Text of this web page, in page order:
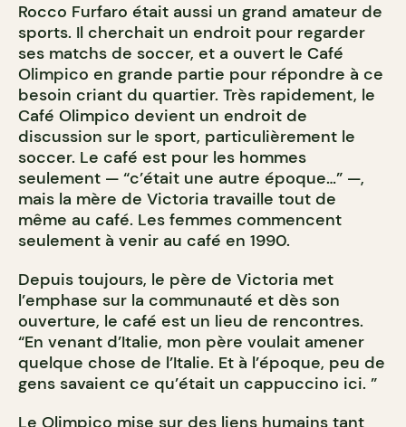
Rocco Furfaro était aussi un grand amateur de
sports. Il cherchait un endroit pour regarder
ses matchs de soccer, et a ouvert le Café
Olimpico en grande partie pour répondre à ce
besoin criant du quartier. Très rapidement, le
Café Olimpico devient un endroit de
discussion sur le sport, particulièrement le
soccer. Le café est pour les hommes
seulement — “c’était une autre époque…” —,
mais la mère de Victoria travaille tout de
même au café. Les femmes commencent
seulement à venir au café en 1990.
Depuis toujours, le père de Victoria met
l’emphase sur la communauté et dès son
ouverture, le café est un lieu de rencontres.
“En venant d’Italie, mon père voulait amener
quelque chose de l’Italie. Et à l’époque, peu de
gens savaient ce qu’était un cappuccino ici. ”
Le Olimpico mise sur des liens humains tant